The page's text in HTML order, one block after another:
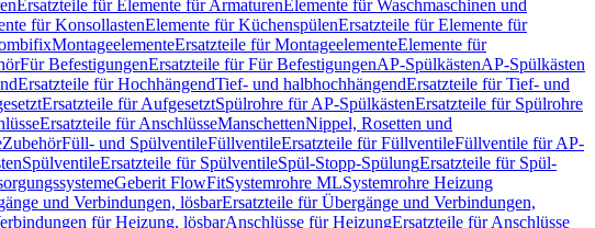
Ersatzteile für Elemente für ArmaturenElemente für Waschmaschinen und
für KonsollastenElemente für KüchenspülenErsatzteile für Elemente für
MontageelementeErsatzteile für MontageelementeElemente für
Für BefestigungenErsatzteile für Für BefestigungenAP-SpülkästenAP-Spülkästen
Ersatzteile für HochhängendTief- und halbhochhängendErsatzteile für Tief- und
Ersatzteile für AufgesetztSpülrohre für AP-SpülkästenErsatzteile für Spülrohre
Ersatzteile für AnschlüsseManschettenNippel, Rosetten und
ZubehörFüll- und SpülventileFüllventileErsatzteile für FüllventileFüllventile für AP-
SpülventileErsatzteile für SpülventileSpül-Stopp-SpülungErsatzteile für Spül-
Geberit FlowFitSystemrohre MLSystemrohre Heizung
und Verbindungen, lösbarErsatzteile für Übergänge und Verbindungen,
für Heizung, lösbarAnschlüsse für HeizungErsatzteile für Anschlüsse